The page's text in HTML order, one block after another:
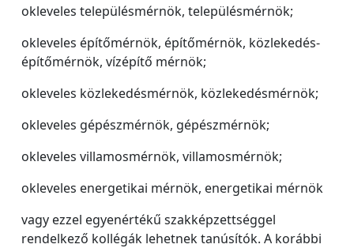
okleveles településmérnök, településmérnök;
okleveles építőmérnök, építőmérnök, közlekedés-
építőmérnök, vízépítő mérnök;
okleveles közlekedésmérnök, közlekedésmérnök;
okleveles gépészmérnök, gépészmérnök;
okleveles villamosmérnök, villamosmérnök;
okleveles energetikai mérnök, energetikai mérnök
vagy ezzel egyenértékű szakképzettséggel
rendelkező kollégák lehetnek tanúsítók. A korábbi